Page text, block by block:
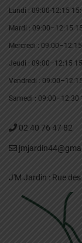
Lundi : 09:00-12:15
Mardi : 09:00–12:15
Mercredi :
Jeudi : 09:00–12:15
Vendredi :
Samedi : 09:00–12:30
02 40 76 47 82
J'M Jardin : Rue